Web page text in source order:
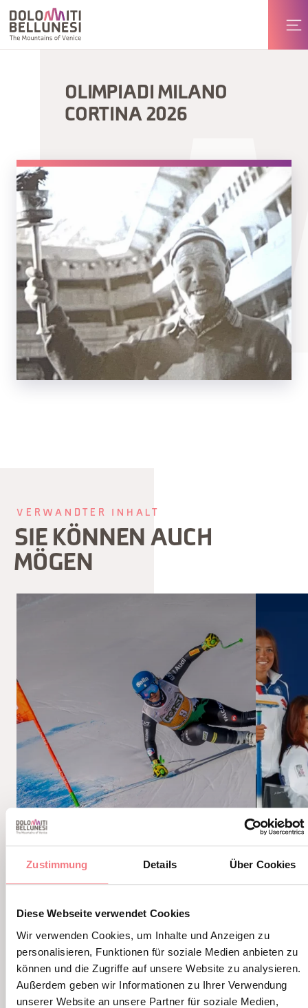
Zustimmung Details Über Cookies
Diese Webseite verwendet Cookies
Wir verwenden Cookies, um Inhalte und Anzeigen zu
personalisieren, Funktionen für soziale Medien anbieten zu
können und die Zugriffe auf unsere Website zu analysieren.
Außerdem geben wir Informationen zu Ihrer Verwendung
unserer Website an unsere Partner für soziale Medien,
OLIMPIADI MILANO
CORTINA 2026
VERWANDTER INHALT
SIE KÖNNEN AUCH
MÖGEN
WIE MAN EIN PROTAGONIST